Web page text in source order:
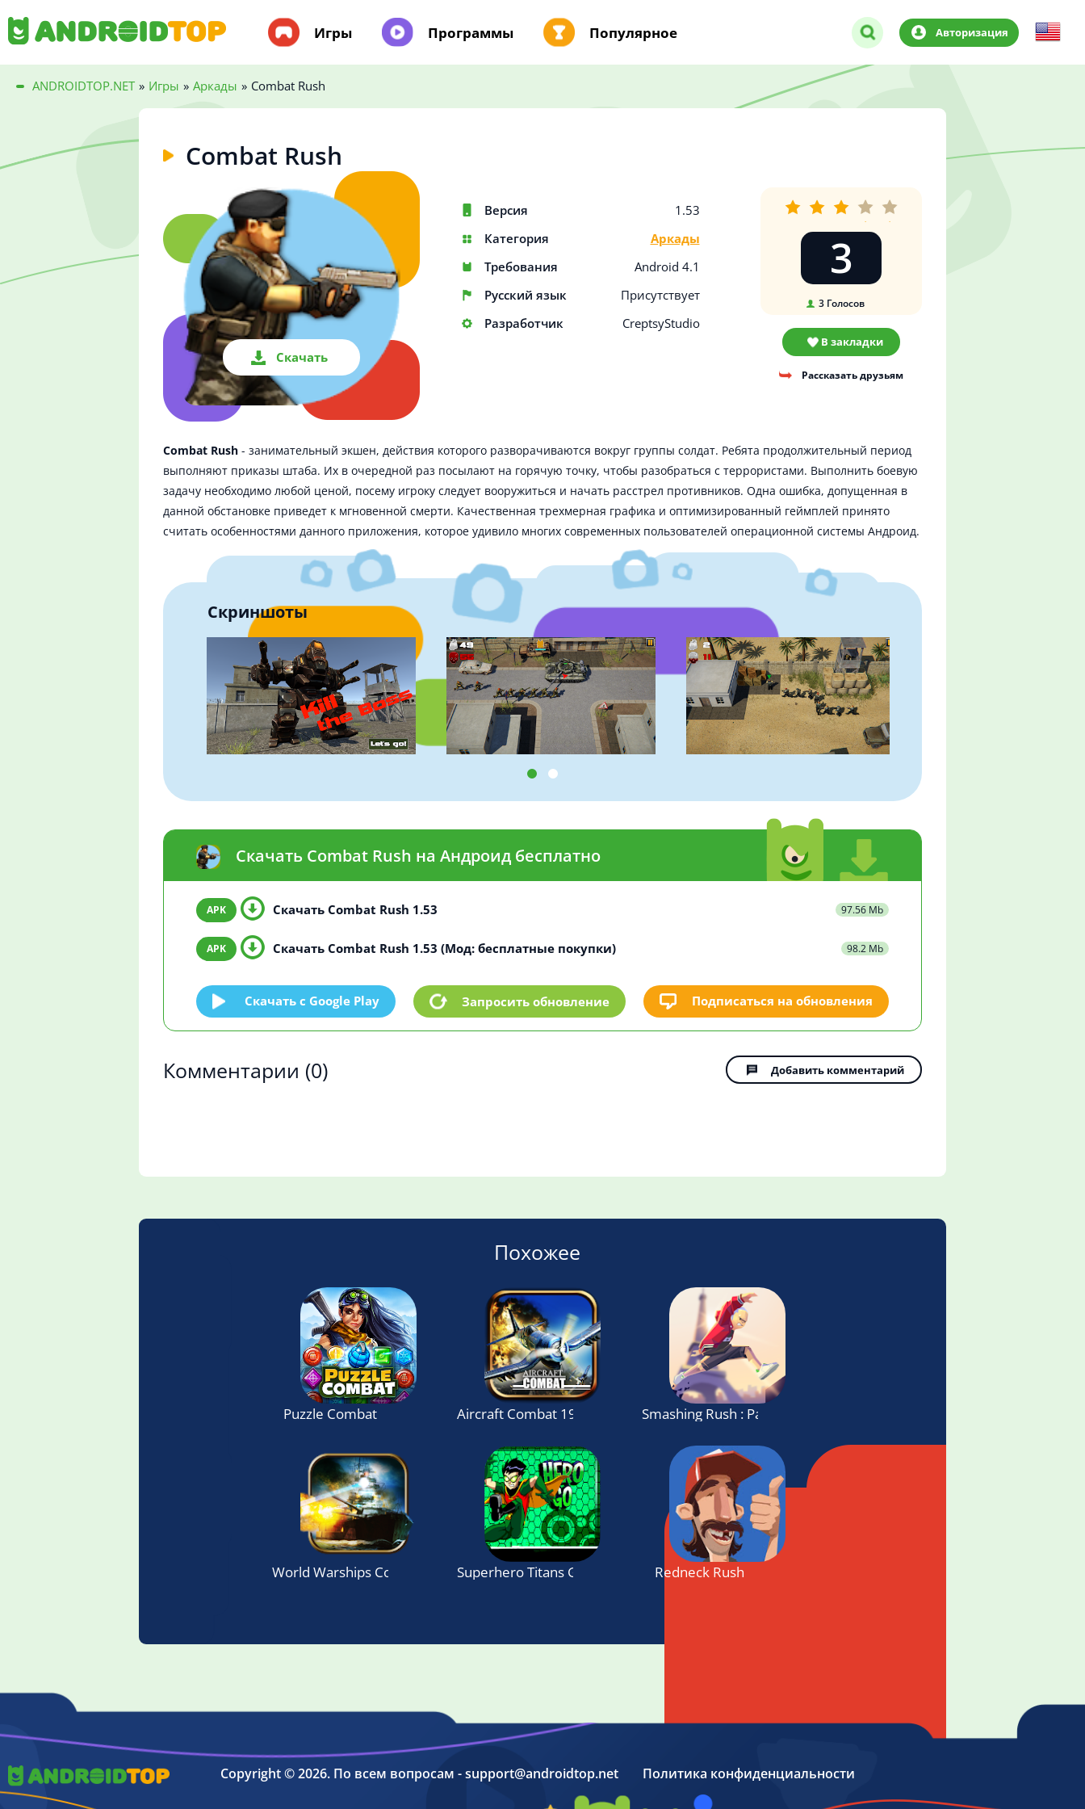
Игры Программы Популярное Авторизация
ANDROIDTOP.NET » Игры » Аркады » Combat Rush
Combat Rush
Скачать
Версия
1.53
Категория
Аркады
Требования
Android 4.1
Русский язык
Присутствует
Разработчик
CreptsyStudio
3
3Голосов
В закладки
Рассказать друзьям
Combat Rush - занимательный экшен, действия которого разворачиваются вокруг группы солдат. Ребята продолжительный период
выполняют приказы штаба. Их в очередной раз посылают на горячую точку, чтобы разобраться с террористами. Выполнить боевую
задачу необходимо любой ценой, посему игроку следует вооружиться и начать расстрел противников. Одна ошибка, допущенная в
данной обстановке приведет к мгновенной смерти. Качественная трехмерная графика и оптимизированный геймплей принято
считать особенностями данного приложения, которое удивило многих современных пользователей операционной системы Андроид.
Скриншоты
Скачать Combat Rush на Андроид бесплатно
Скачать Combat Rush 1.53 97.56 Mb
Скачать Combat Rush 1.53 (Мод: бесплатные покупки) 98.2 Mb
Скачать c Google Play Запросить обновление Подписаться на обновления
Комментарии (0) Добавить комментарий
Похожее
Puzzle Combat Aircraft Combat 1942 Smashing Rush : Parkour Action Run Game
World Warships Combat Superhero Titans Go : Magic RushRedneck Rush
Copyright © 2026. По всем вопросам - support@androidtop.net Политика конфиденциальности